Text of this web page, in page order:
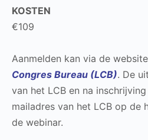
KOSTEN
€109
Aanmelden kan via de
Congres Bureau (LCB). De
van het LCB en na
mailadres van het LCB op de
de webinar.